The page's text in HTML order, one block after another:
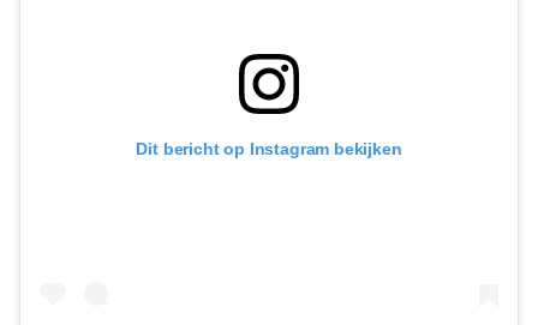
Dit bericht op Instagram bekijken